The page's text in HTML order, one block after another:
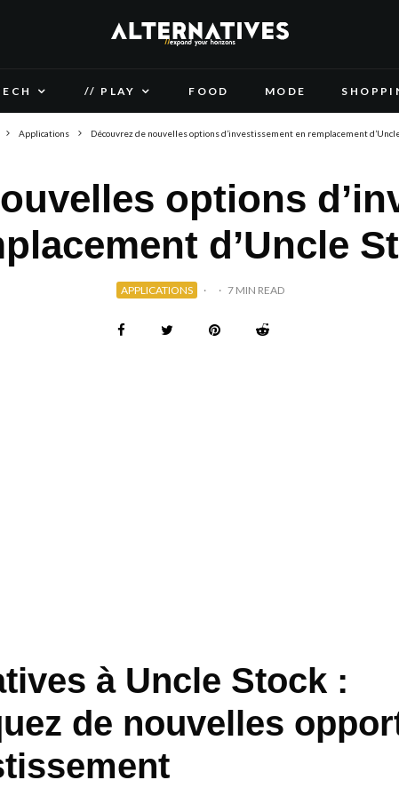
// PLAY FOOD MODE
Applications Découvrez de nouvelles options d’investissement en remplacement
options
d’Uncle
APPLICATIONS · · 7 MIN READ
à Uncle Stock :
de nouvelles